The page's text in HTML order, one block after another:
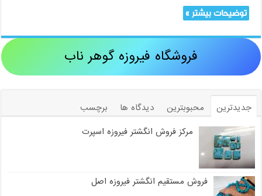
توضیحات بیشتر »
فروشگاه فیروزه گوهر ناب
جدیدترین محبوبترین دیدگاه ها
برچسب
مرکز فروش انگشتر فیروزه اسپرت
فروش مستقیم انگشتر فیروزه اصل